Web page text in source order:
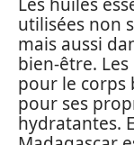
utilisées non
mais aussi
bien-être.
pour le corps
pour ses
hydratantes.